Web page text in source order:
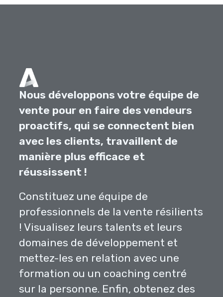
Nous développons votre équipe de
vente pour en faire des vendeurs
proactifs, qui se connectent bien
avec les clients, travaillent de
manière plus efficace et
réussissent !
Constituez une équipe de
professionnels de la vente résilients
! Visualisez leurs talents et leurs
domaines de développement et
mettez-les en relation avec une
formation ou un coaching centré
sur la personne. Enfin, obtenez des